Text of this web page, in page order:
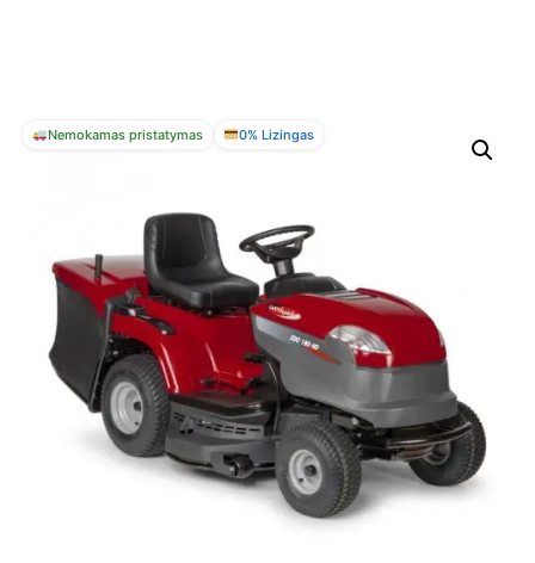
Nemokamas pristatymas 0% Lizingas